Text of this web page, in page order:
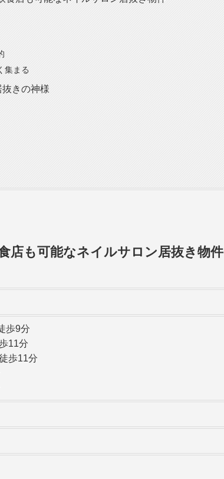
集まる
きの神様
店も可能なネイルサロン居抜き物件
歩9分
11分
歩11分